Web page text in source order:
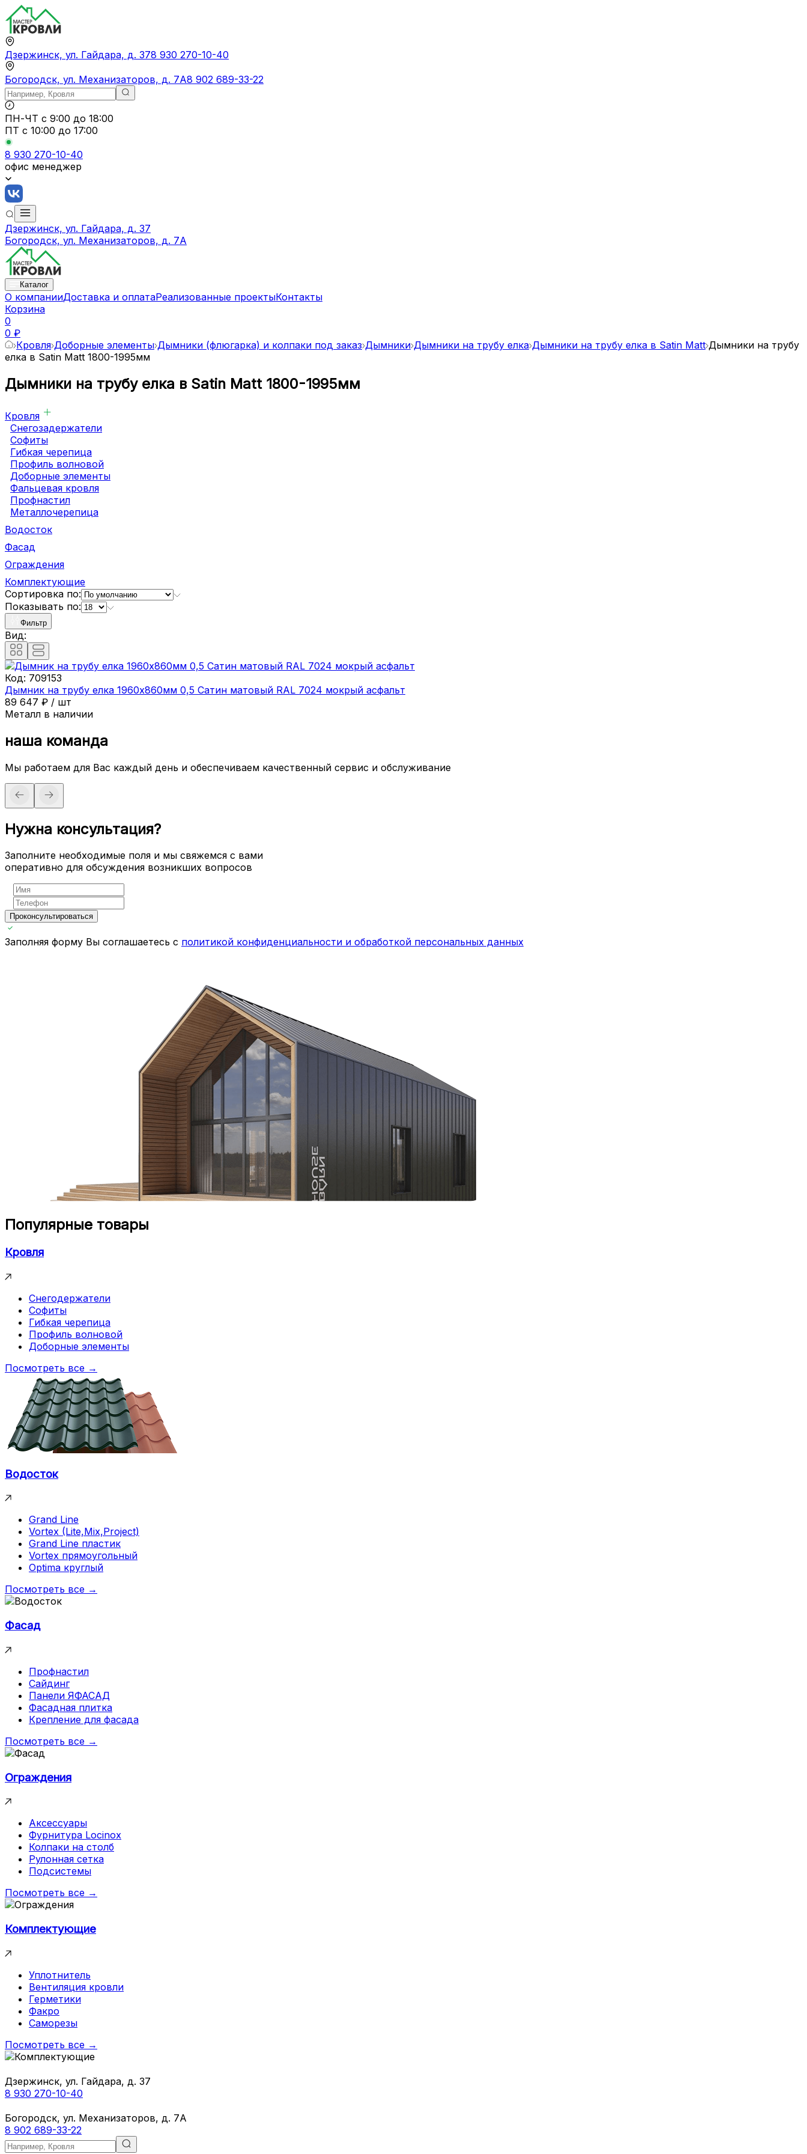
Дзержинск, ул. Гайдара, д. 378 930 270-10-40
Богородск, ул. Механизаторов, д. 7А8 902 689-33-22
ПН-ЧТ с 9:00 до 18:00
ПТ с 10:00 до 17:00
8 930 270-10-40
офис менеджер
Дзержинск, ул. Гайдара, д. 37
Богородск, ул. Механизаторов, д. 7А
Каталог
О компанииДоставка и оплатаРеализованные проектыКонтакты
Корзина
0
0 ₽
Кровля Доборные элементы Дымники (флюгарка) и колпаки под заказ Дымники Дымники на трубу елка Дымники на трубу елка в Satin Matt Дымники на трубу
елка в Satin Matt 1800-1995мм
Дымники на трубу елка в Satin Matt 1800-1995мм
Кровля
Снегозадержатели
Софиты
Гибкая черепица
Профиль волновой
Доборные элементы
Фальцевая кровля
Профнастил
Металлочерепица
Водосток
Фасад
Ограждения
Комплектующие
Сортировка по:
Показывать по:
Фильтр
Вид:
Код: 709153
Дымник на трубу елка 1960х860мм 0,5 Сатин матовый RAL 7024 мокрый асфальт
89 647 ₽ / шт
Металл в наличии
наша команда
Мы работаем для Вас каждый день и обеспечиваем качественный сервис и обслуживание
Нужна консультация?
Заполните необходимые поля и мы свяжемся с вами
оперативно для обсуждения возникших вопросов
Проконсультироваться
Заполняя форму Вы соглашаетесь с политикой конфиденциальности и обработкой персональных данных
Популярные товары
Кровля
Снегодержатели
Софиты
Гибкая черепица
Профиль волновой
Доборные элементы
Посмотреть все →
Водосток
Grand Line
Vortex (Lite,Mix,Project)
Grand Line пластик
Vortex прямоугольный
Optima круглый
Посмотреть все →
Фасад
Профнастил
Сайдинг
Панели ЯФАСАД
Фасадная плитка
Крепление для фасада
Посмотреть все →
Ограждения
Аксессуары
Фурнитура Locinox
Колпаки на столб
Рулонная сетка
Подсистемы
Посмотреть все →
Комплектующие
Уплотнитель
Вентиляция кровли
Герметики
Факро
Саморезы
Посмотреть все →
Дзержинск, ул. Гайдара, д. 37
8 930 270-10-40
Богородск, ул. Механизаторов, д. 7А
8 902 689-33-22